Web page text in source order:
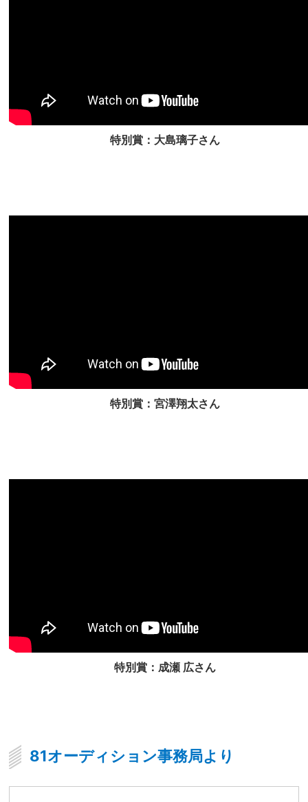
特別賞：大島璃子さん
特別賞：宮澤翔太さん
特別賞：成瀬 広さん
81オーディション事務局より